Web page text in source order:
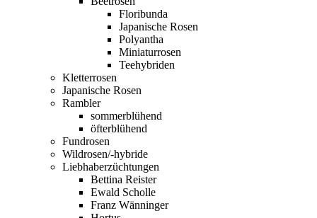
Floribunda
Japanische Rosen
Polyantha
Miniaturrosen
Teehybriden
Kletterrosen
Japanische Rosen
Rambler
sommerblühend
öfterblühend
Fundrosen
Wildrosen/-hybride
Liebhaberzüchtungen
Bettina Reister
Ewald Scholle
Franz Wänninger